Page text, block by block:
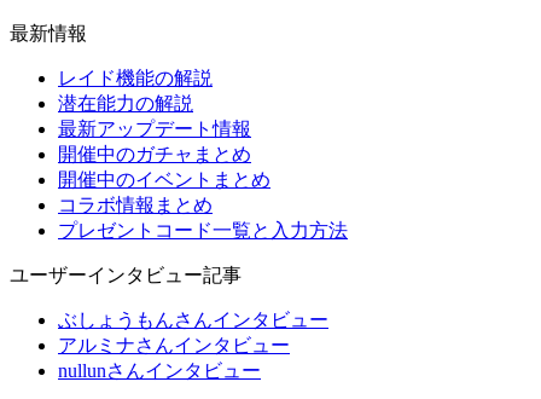
最新情報
レイド機能の解説
潜在能力の解説
最新アップデート情報
開催中のガチャまとめ
開催中のイベントまとめ
コラボ情報まとめ
プレゼントコード一覧と入力方法
ユーザーインタビュー記事
ぶしょうもんさんインタビュー
アルミナさんインタビュー
nullunさんインタビュー